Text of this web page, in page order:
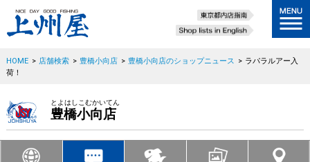
HOME > 店舗検索 > 豊橋小向店 > 豊橋小向店のショップニュース > ラパラルアー入
荷！
とよはしこむかいてん
豊橋小向店